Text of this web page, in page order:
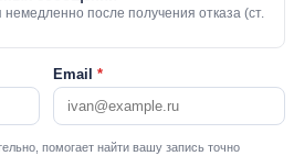
после получения отказа (ст.
Email *
помогает найти вашу запись точно